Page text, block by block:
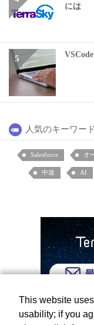
には
人気のキーワード
Salesforce オ
中途 AI
This website
usability; if you